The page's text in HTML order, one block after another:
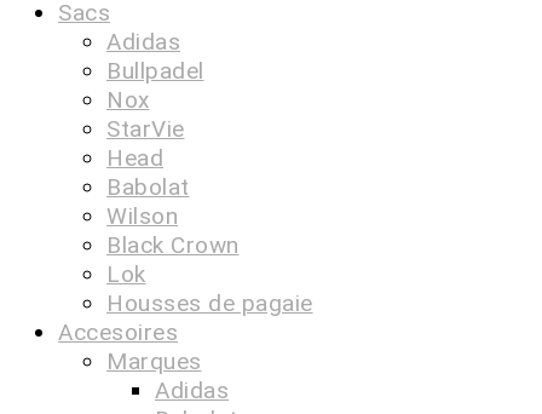
Sacs
Adidas
Bullpadel
Nox
StarVie
Head
Babolat
Wilson
Black Crown
Lok
Housses de pagaie
Accesoires
Marques
Adidas